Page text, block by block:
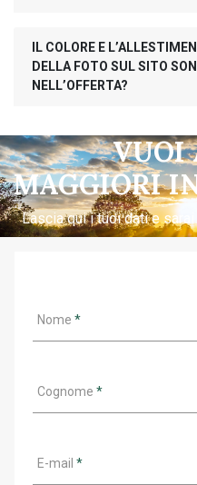
IL COLORE E
DELLA FOTO SUL SITO
NELL’OFFERTA?
VUOI
MAGGIORI
Lascia qui i tuoi dati e
Nome *
Cognome *
E-mail *